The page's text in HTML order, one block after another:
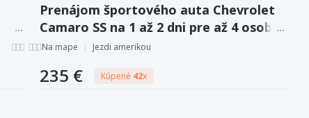
Prenájom športového auta Chevrolet
Camaro SS na 1 až 2 dni pre až 4 osoby
+ diaľničná známka v cene.
Na mape Jezdi amerikou
235 € Kúpené 42x